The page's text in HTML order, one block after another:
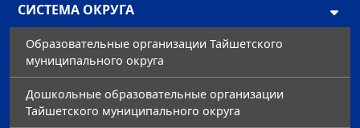
СИСТЕМА ОКРУГА
Образовательные организации Тайшетского
муниципального округа
Дошкольные образовательные организации
Тайшетского муниципального округа